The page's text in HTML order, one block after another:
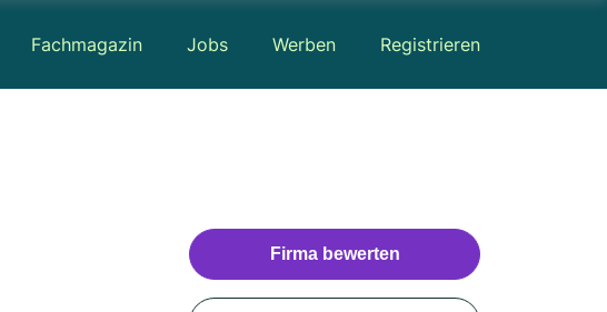
Fachmagazin Jobs Werben Registrieren
Firma bewerten